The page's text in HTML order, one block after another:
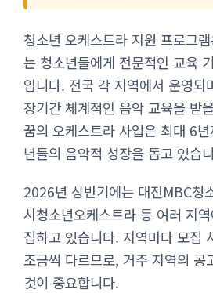
청소년 오케스트라 지원 프로그
는 청소년들에게 전문적인 교육
입니다. 전국 각 지역에서 운영되
장기간 체계적인 음악 교육을 받
꿈의 오케스트라 사업은 최대 6
년들의 음악적 성장을 돕고 있습
2026년 상반기에는 대전MBC청
시청소년오케스트라 등 여러 지
집하고 있습니다. 지역마다 모집
조금씩 다르므로, 거주 지역의 공
것이 중요합니다.